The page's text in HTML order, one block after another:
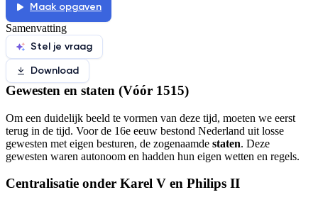
Maak opgaven
Samenvatting
Stel je vraag
Download
Gewesten en staten (Vóór 1515)
Om een duidelijk beeld te vormen van deze tijd, moeten we eerst
terug in de tijd. Voor de 16e eeuw bestond Nederland uit losse
gewesten met eigen besturen, de zogenaamde staten. Deze
gewesten waren autonoom en hadden hun eigen wetten en regels.
Centralisatie onder Karel V en Philips II